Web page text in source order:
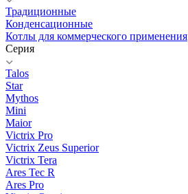
Традиционные
Конденсационные
Котлы для коммерческого применения
Серия
Talos
Star
Mythos
Mini
Maior
Victrix Pro
Victrix Zeus Superior
Victrix Tera
Ares Tec R
Ares Pro